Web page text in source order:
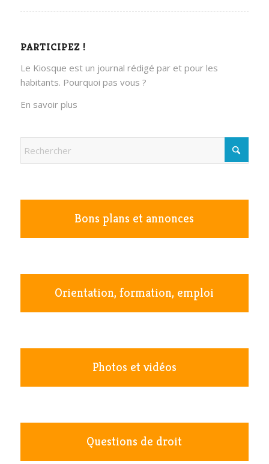
PARTICIPEZ !
Le Kiosque est un journal rédigé par et pour les
habitants. Pourquoi pas vous ?
En savoir plus
Bons plans et annonces
Orientation, formation, emploi
Photos et vidéos
Questions de droit